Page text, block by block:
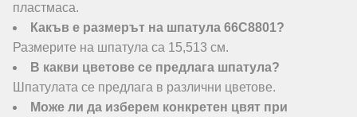
пластмаса.
Какъв е размерът на шпатула 66C8801?
Размерите на шпатула са 15,513 см.
В какви цветове се предлага шпатула?
Шпатулата се предлага в различни цветове.
Може ли да изберем конкретен цвят при